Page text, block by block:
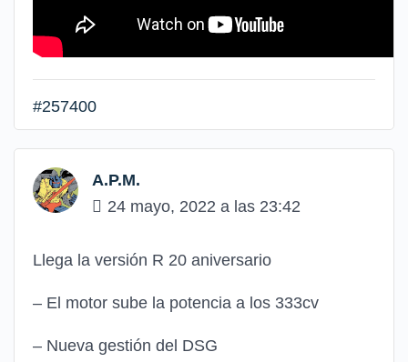
#257400
A.P.M.
24 mayo, 2022 a las 23:42
Llega la versión R 20 aniversario
– El motor sube la potencia a los 333cv
– Nueva gestión del DSG